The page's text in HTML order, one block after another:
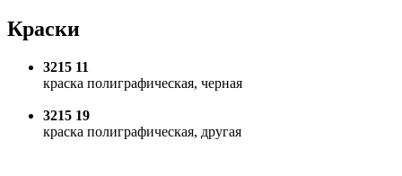
Краски
3215 11
краска полиграфическая, черная
3215 19
краска полиграфическая, другая